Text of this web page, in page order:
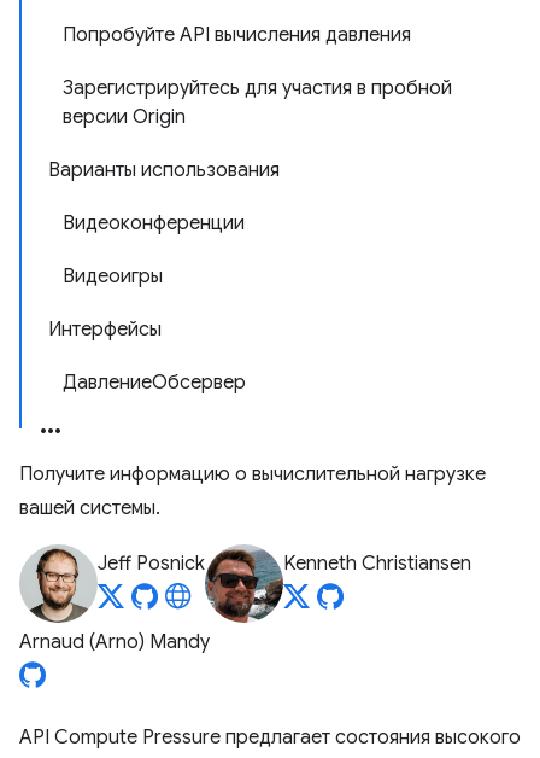
Попробуйте API вычисления давления
Зарегистрируйтесь для участия в пробной
версии Origin
Варианты использования
Видеоконференции
Видеоигры
Интерфейсы
ДавлениеОбсервер
Получите информацию о вычислительной нагрузке
вашей системы.
Jeff Posnick Kenneth Christiansen
Arnaud (Arno) Mandy
API Compute Pressure предлагает состояния высокого